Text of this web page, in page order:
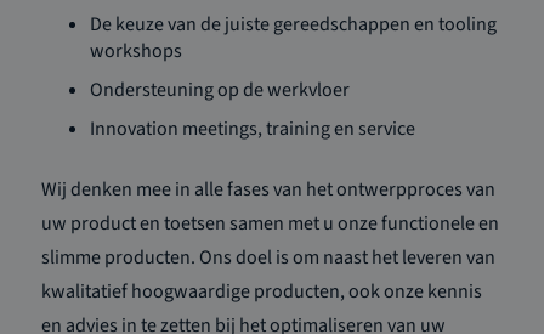
De keuze van de juiste gereedschappen en tooling
workshops
Ondersteuning op de werkvloer
Innovation meetings, training en service
Wij denken mee in alle fases van het ontwerpproces van
uw product en toetsen samen met u onze functionele en
slimme producten. Ons doel is om naast het leveren van
kwalitatief hoogwaardige producten, ook onze kennis
en advies in te zetten bij het optimaliseren van uw